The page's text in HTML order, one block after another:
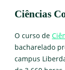
Ciências
O curso de
bacharelado
campus